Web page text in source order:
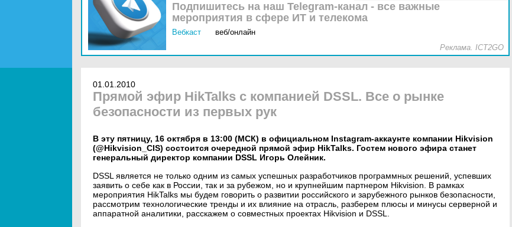
Подпишитесь на наш Telegram-канал - все важные
мероприятия в сфере ИТ и телекома
Вебкаст
веб/онлайн
Реклама. ICT2GO
01.01.2010
Прямой эфир HikTalks с компанией DSSL. Все о рынке
безопасности из первых рук
В эту пятницу, 16 октября в 13:00 (МСК) в официальном Instagram-аккаунте компании Hikvision
(@Hikvision_CIS) состоится очередной прямой эфир HikTalks. Гостем нового эфира станет
генеральный директор компании DSSL Игорь Олейник.
DSSL является не только одним из самых успешных разработчиков программных решений, успевших
заявить о себе как в России, так и за рубежом, но и крупнейшим партнером Hikvision. В рамках
мероприятия HikTalks мы будем говорить о развитии российского и зарубежного рынков безопасности,
рассмотрим технологические тренды и их влияние на отрасль, разберем плюсы и минусы серверной и
аппаратной аналитики, расскажем о совместных проектах Hikvision и DSSL.